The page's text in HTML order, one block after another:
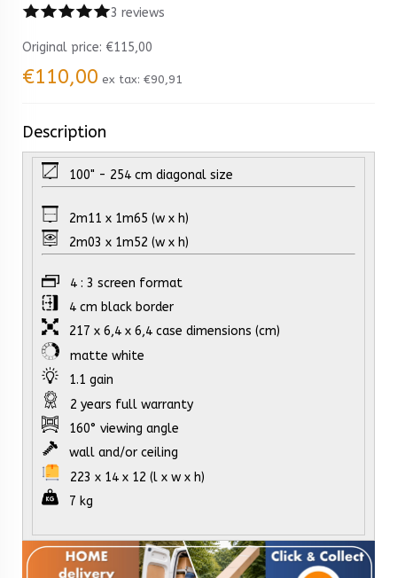
3 reviews
Original price: €115,00
€110,00 ex tax: €90,91
Description
100" - 254 cm diagonal size
2m11 x 1m65 (w x h)
2m03 x 1m52 (w x h)
4 : 3 screen format
4 cm black border
217 x 6,4 x 6,4 case dimensions (cm)
matte white
1.1 gain
2 years full warranty
160° viewing angle
wall and/or ceiling
223 x 14 x 12 (l x w x h)
7 kg